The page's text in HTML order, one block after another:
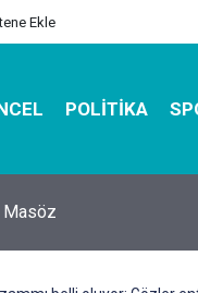
Ekle
POLITIKA
ile Estetik,